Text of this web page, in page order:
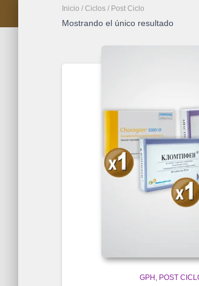
Inicio / Ciclos / Post Ciclo
Mostrando el único resultado
GPH POST